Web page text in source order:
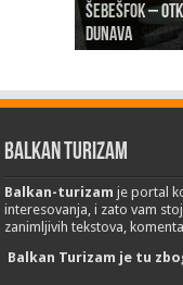
Šebešfok –
Dunava
Erdevik:
Pomerena
Sremskoj
Novi Sad: Exit
26.
Balkan Turizam
Balkan-turizam je portal
interesovanja, i zato vam
zanimljivih tekstova,
Balkan Turizam je tu